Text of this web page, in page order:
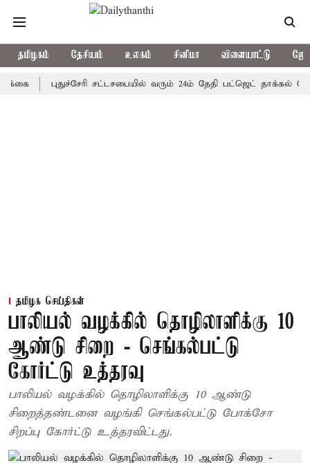
தமிழகம் தேசியம் உலகம் சினிமா விளையாட்டு
புதுச்சேரி சட்டசபையில் வரும் 24ம் தேதி பட்ஜெட் தாக்கல்
தமிழக செய்திகள்
பாலியல் வழக்கில் தொழிலாளிக்கு 10
ஆண்டு சிறை - செங்கல்பட்டு
கோர்ட்டு உத்தரவு
பாலியல் வழக்கில் தொழிலாளிக்கு 10 ஆண்டு
சிறைத்தண்டனை வழங்கி செங்கல்பட்டு போக்சோ
சிறப்பு கோர்ட்டு உத்தரவிட்டது.